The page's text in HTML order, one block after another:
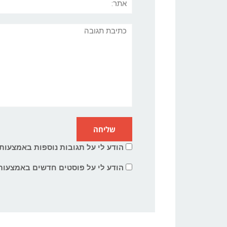
תגובה
הודע לי על תגובות נוספות
הודע לי על פוסטים חדשים